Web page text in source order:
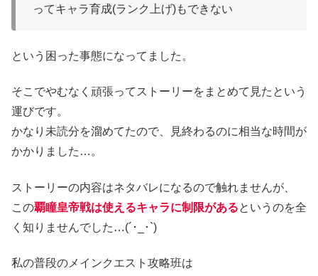
ってキャラ育成(ランク上げ)もできない
という困った事態になってました。
そこでやむなく頑張ってストーリーをまとめて見たという
運びです。
かなり未読分を溜めてたので、見終わるのに相当な時間が
かかりました…。
ストーリーの内容はネタバレになるので触れませんが、
この覇瞳皇帝戦は使えるキャラに制限があるというのを全
く知りませんでした…(´･_･`)
私の普段のメインクエスト攻略班は